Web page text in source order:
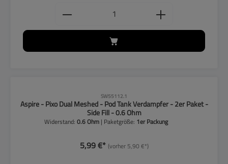
Produkt Anzahl: Gib den
SW55112.1
Aspire - Pixo Dual Meshed - Pod Tank Verdampfer - 2er Paket -
Side Fill - 0.6 Ohm
Widerstand:0.6 Ohm | Paketgröße: 1er Packung
5,99 €* (vorher 5,90 €*)